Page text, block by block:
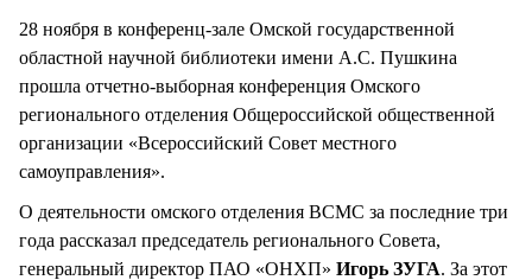
28 ноября в конференц-зале Омской государственной
областной научной библиотеки имени А.С. Пушкина
прошла отчетно-выборная конференция Омского
регионального отделения Общероссийской общественной
организации «Всероссийский Совет местного
самоуправления».
О деятельности омского отделения ВСМС за последние три
года рассказал председатель регионального Совета,
генеральный директор ПАО «ОНХП» Игорь ЗУГА. За этот